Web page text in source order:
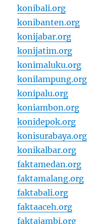
konibali.org
konibanten.org
konijabar.org
konijatim.org
konimaluku.org
konilampung.org
konipalu.org
koniambon.org
konidepok.org
konisurabaya.org
konikalbar.org
faktamedan.org
faktamalang.org
faktabali.org
faktaaceh.org
faktajambi.org